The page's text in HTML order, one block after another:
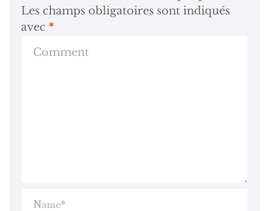
Les champs obligatoires sont indiqués
avec *